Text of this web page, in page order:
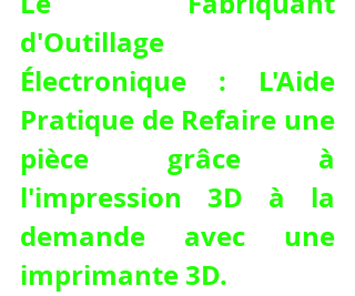
d'Outillage
Électronique : L'Aide
Pratique de Refaire une
pièce grâce à
l'impression 3D à la
demande avec une
imprimante 3D.